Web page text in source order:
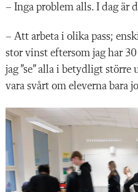
– Inga problem alls. I dag är
– Att arbeta i olika pass;
stor vinst eftersom jag har
jag ”se” alla i betydligt
vara svårt om eleverna bara